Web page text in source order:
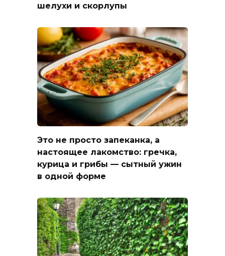
шелухи и скорлупы
Это не просто запеканка, а
настоящее лакомство: гречка,
курица и грибы — сытный ужин
в одной форме